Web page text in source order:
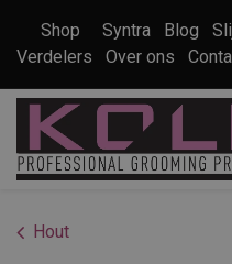
Shop Syntra Blog
Verdelers
Over ons Conta
Hout